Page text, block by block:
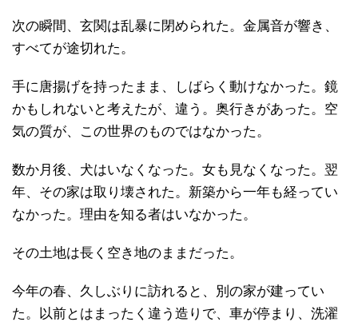
次の瞬間、玄関は乱暴に閉められた。金属音が響き、
すべてが途切れた。
手に唐揚げを持ったまま、しばらく動けなかった。鏡
かもしれないと考えたが、違う。奥行きがあった。空
気の質が、この世界のものではなかった。
数か月後、犬はいなくなった。女も見なくなった。翌
年、その家は取り壊された。新築から一年も経ってい
なかった。理由を知る者はいなかった。
その土地は長く空き地のままだった。
今年の春、久しぶりに訪れると、別の家が建ってい
た。以前とはまったく違う造りで、車が停まり、洗濯